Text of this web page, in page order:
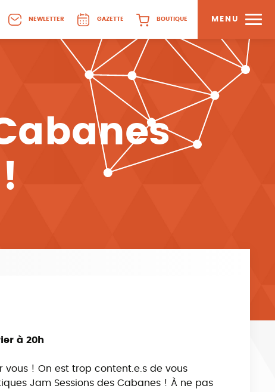
NEWLETTER GAZETTE BOUTIQUE MENU
à 20h
vous ! On est trop content.e.s de vous
Jam Sessions des Cabanes ! À ne pas